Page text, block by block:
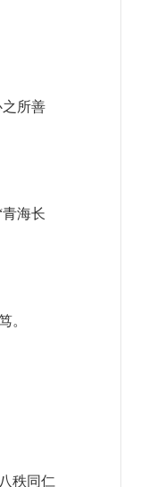
所善
海长
。
秩同仁